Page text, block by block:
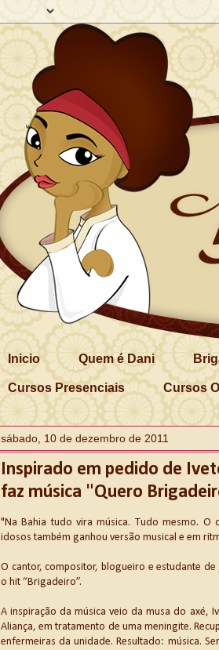
Inicio Quem é Dani
Cursos Presenciais Cursos
sábado, 10 de dezembro de 2011
Inspirado em pedido de
faz música "Quero
"Na Bahia tudo vira música. Tudo mesmo. O
idosos também ganhou versão musical e em
O cantor, compositor, blogueiro e estudante
o hit “Brigadeiro”.
A inspiração da música veio da musa do axé,
Aliança, em tratamento de uma meningite.
enfermeiras da unidade. Resultado: música.